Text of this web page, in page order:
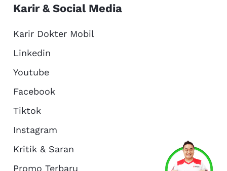
About Us
Karir & Social Media
Karir Dokter Mobil
Linkedin
Youtube
Facebook
Tiktok
Instagram
Kritik & Saran
Promo Terbaru